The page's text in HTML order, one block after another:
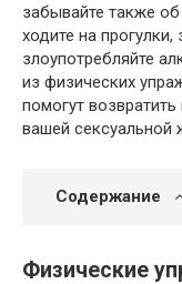
забывайте также
ходите на
злоупотребляйте
из физических
помогут
вашей сексуальной
Содержание
Физические